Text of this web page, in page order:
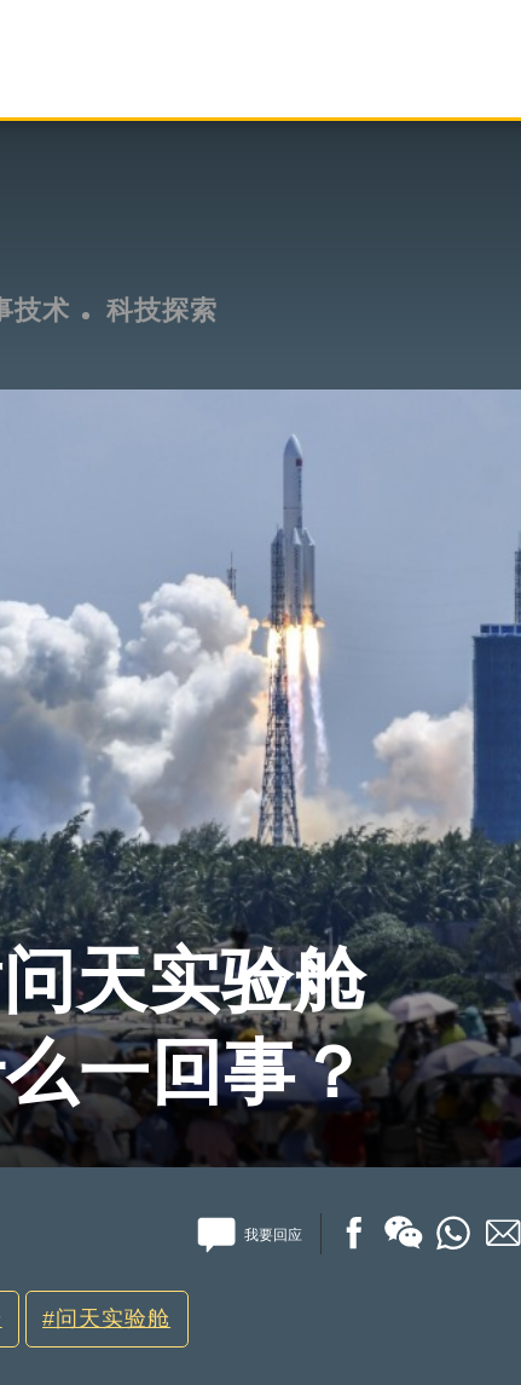
技术 科技探索
天实验舱
一回事？
我要回应
问天实验舱